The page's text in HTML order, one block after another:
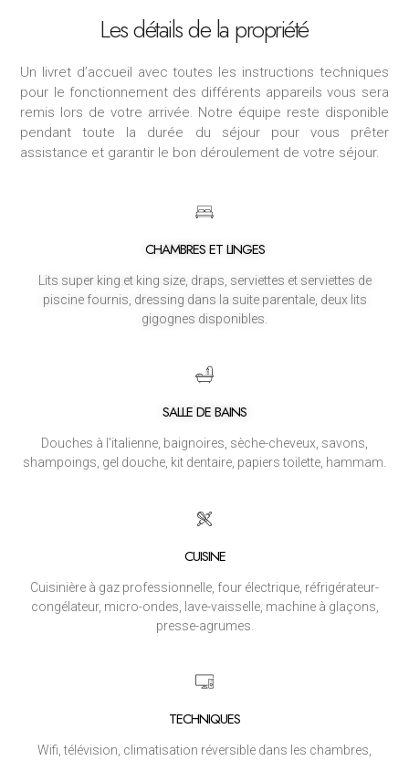
Les détails de la propriété
Un livret d’accueil avec toutes les instructions techniques
pour le fonctionnement des différents appareils vous sera
remis lors de votre arrivée. Notre équipe reste disponible
pendant toute la durée du séjour pour vous prêter
assistance et garantir le bon déroulement de votre séjour.
CHAMBRES ET LINGES
Lits super king et king size, draps, serviettes et serviettes de
piscine fournis, dressing dans la suite parentale, deux lits
gigognes disponibles.
SALLE DE BAINS
Douches à l'italienne, baignoires, sèche-cheveux, savons,
shampoings, gel douche, kit dentaire, papiers toilette, hammam.
CUISINE
Cuisinière à gaz professionnelle, four électrique, réfrigérateur-
congélateur, micro-ondes, lave-vaisselle, machine à glaçons,
presse-agrumes.
TECHNIQUES
Wifi, télévision, climatisation réversible dans les chambres,